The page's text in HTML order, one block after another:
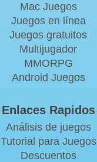
Mac Juegos
Juegos en línea
Juegos gratuitos
Multijugador
MMORPG
Android Juegos
Enlaces Rapidos
Análisis de juegos
Tutorial para Juegos
Descuentos